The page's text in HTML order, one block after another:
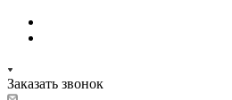
Заказать звонок